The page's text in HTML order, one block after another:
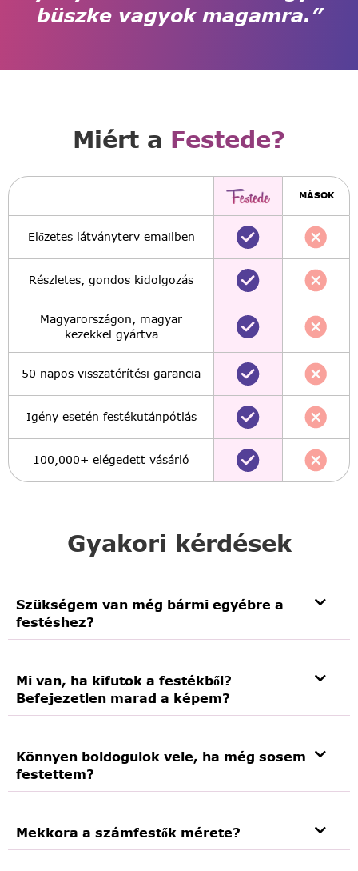
büszke vagyok magamra.”
Gyakori kérdések
Szükségem van még bármi egyébre a
festéshez?
Mi van, ha kifutok a festékből?
Befejezetlen marad a képem?
Könnyen boldogulok vele, ha még sosem
festettem?
Mekkora a számfestők mérete?
Miért a Festede?
MÁSOK
Előzetes látványterv emailben
Részletes, gondos kidolgozás
Magyarországon, magyar
kezekkel gyártva
50 napos visszatérítési garancia
Igény esetén festékutánpótlás
100,000+ elégedett vásárló